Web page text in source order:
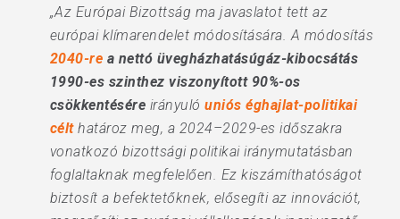
„Az Európai Bizottság ma javaslatot tett az
európai klímarendelet módosítására. A módosítás
2040-re a nettó üvegházhatásúgáz-kibocsátás
1990-es szinthez viszonyított 90%-os
csökkentésére irányulóuniós éghajlat-politikai
célthatároz meg, a 2024–2029-es időszakra
vonatkozó bizottsági politikai iránymutatásban
foglaltaknak megfelelően. Ez kiszámíthatóságot
biztosít a befektetőknek, elősegíti az innovációt,